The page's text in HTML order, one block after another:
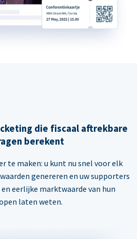
die fiscaal aftrekbare
berekent
te maken: u kunt nu snel voor elk
genereren en uw supporters
eerlijke marktwaarde van hun
laten weten.